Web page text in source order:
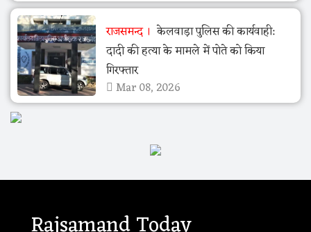
राजसमन्द
केलवाड़ा पुलिस की कार्यवाही:
दादी की हत्या के मामले में पोते को किया
गिरफ्तार
Mar 08, 2026